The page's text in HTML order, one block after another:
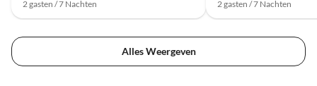
2 gasten / 7 Nachten 2 gasten / 7 Nachten
Alles Weergeven